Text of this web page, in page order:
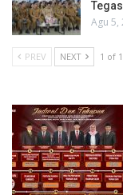
Agu 5,
PREV NEXT 1 of